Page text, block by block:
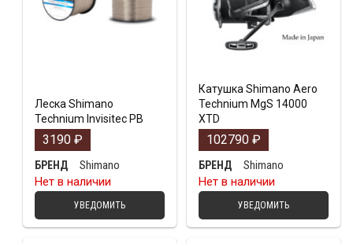
Леска Shimano
Technium Invisitec PB
3190 ₽
БРЕНД
Shimano
Нет в наличии
УВЕДОМИТЬ
Катушка Shimano Aero
Technium MgS 14000
XTD
102790 ₽
БРЕНД
Shimano
Нет в наличии
УВЕДОМИТЬ